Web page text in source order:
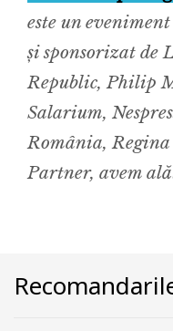
este un
și sponsorizat de
Republic, Philip
Salarium,
România,
Partner, avem